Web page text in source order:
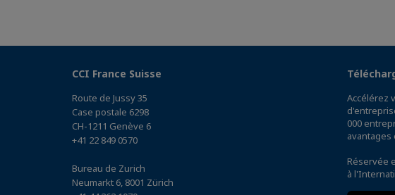
CCI France Suisse
Route de Jussy 35
Case postale 6298
CH-1211 Genève 6
+41 22 849 0570
Bureau de Zurich
Neumarkt 6, 8001 Zürich
Accélérez
000
avantages
Réservée
à